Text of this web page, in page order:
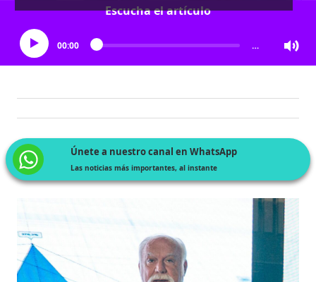
Escucha el artículo
00:00 …
Únete a nuestro canal en WhatsApp
Las noticias más importantes, al instante